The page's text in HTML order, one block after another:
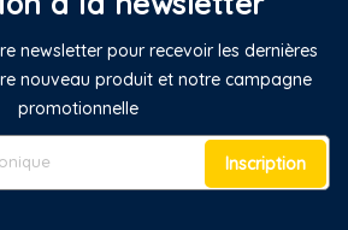
newsletter pour recevoir les dernières
nouveau produit et notre campagne
promotionnelle
Inscription